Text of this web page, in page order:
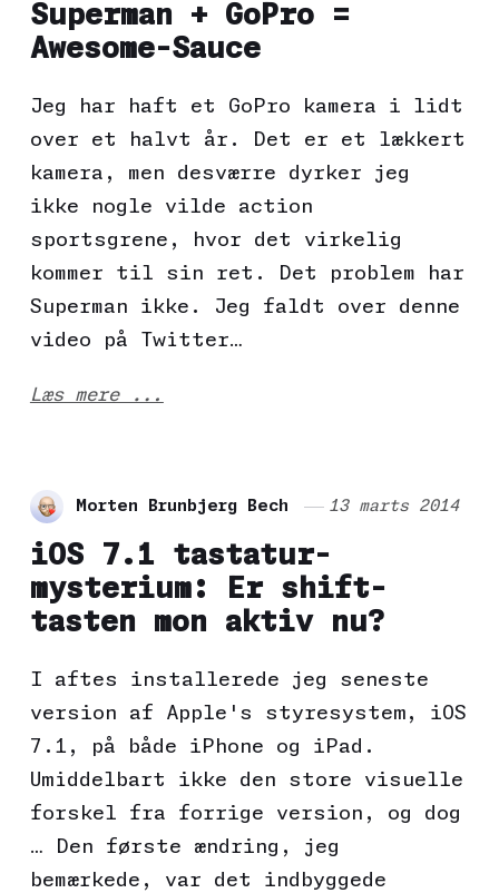
Superman + GoPro =
Awesome-Sauce
Jeg har haft et GoPro kamera i lidt
over et halvt år. Det er et lækkert
kamera, men desværre dyrker jeg
ikke nogle vilde action
sportsgrene, hvor det virkelig
kommer til sin ret. Det problem har
Superman ikke. Jeg faldt over denne
video på Twitter…
Læs mere ...
Morten Brunbjerg Bech 13 marts 2014
iOS 7.1 tastatur-
mysterium: Er shift-
tasten mon aktiv nu?
I aftes installerede jeg seneste
version af Apple's styresystem, iOS
7.1, på både iPhone og iPad.
Umiddelbart ikke den store visuelle
forskel fra forrige version, og dog
… Den første ændring, jeg
bemærkede, var det indbyggede